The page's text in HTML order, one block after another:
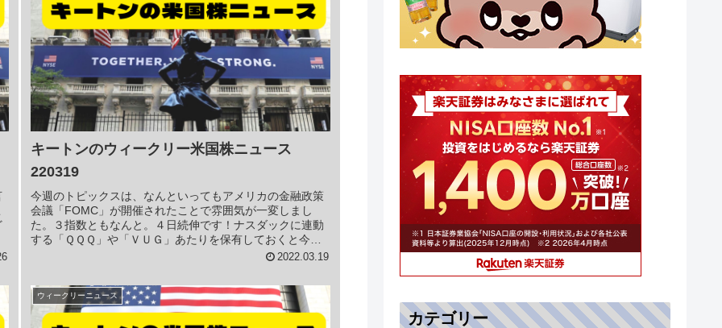
キートンのウィークリー米国株ニュース
220319
今週のトピックスは、なんといってもアメリカの金融政策
会議「FOMC」が開催されたことで雰囲気が一変しまし
た。３指数ともなんと。４日続伸です！ナスダックに連動
する「ＱＱＱ」や「ＶＵＧ」あたりを保有しておくと今後
2022.03.19
ウィークリーニュース
カテゴリー